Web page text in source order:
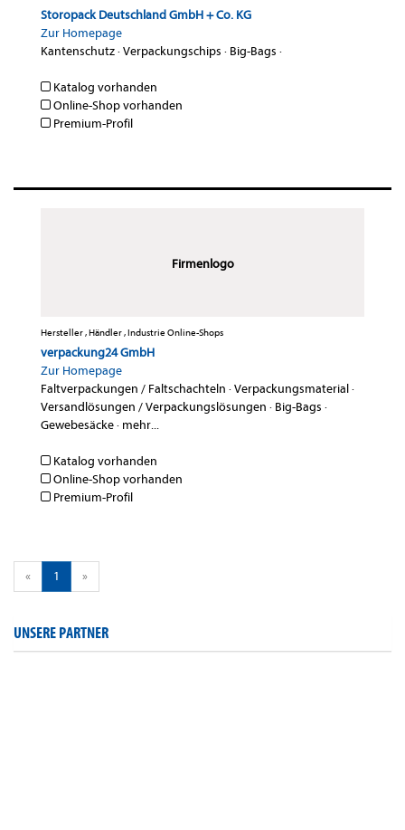
Storopack Deutschland GmbH + Co. KG
Zur Homepage
Kantenschutz·Verpackungschips · Big-Bags ·
Katalog vorhanden
Online-Shop vorhanden
Premium-Profil
Firmenlogo
Hersteller , Händler , Industrie Online-Shops
verpackung24 GmbH
Zur Homepage
Faltverpackungen / Faltschachteln ·Verpackungsmaterial·
Versandlösungen / Verpackungslösungen · Big-Bags ·
Gewebesäcke· mehr...
Katalog vorhanden
Online-Shop vorhanden
Premium-Profil
« 1 »
UNSERE PARTNER